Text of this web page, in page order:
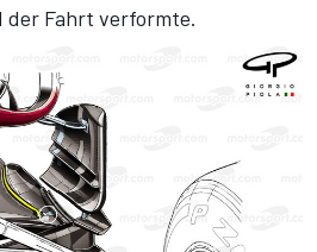
der Fahrt verformte.